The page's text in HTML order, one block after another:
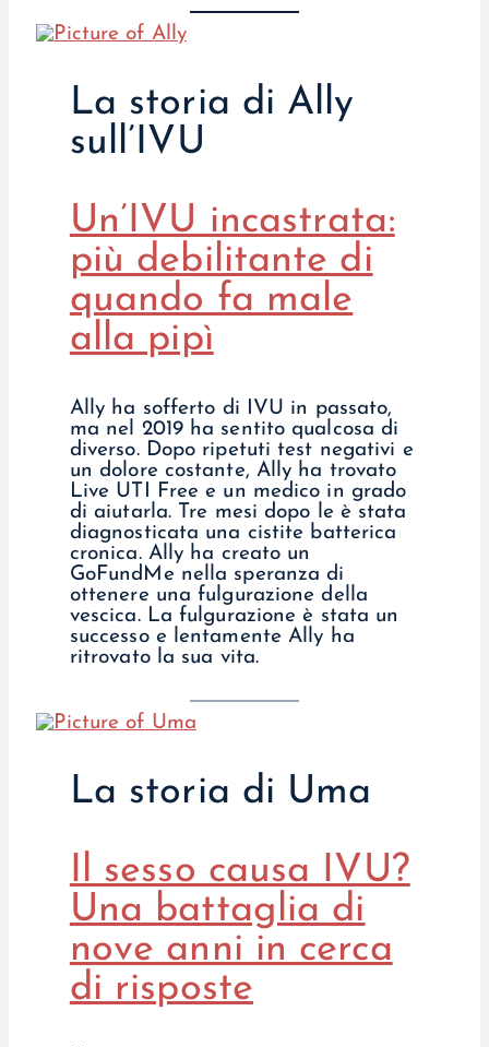
La storia di Ally
sull’IVU
Un’IVU incastrata:
più debilitante di
quando fa male
alla pipì
Ally ha sofferto di IVU in passato,
ma nel 2019 ha sentito qualcosa di
diverso. Dopo ripetuti test negativi e
un dolore costante, Ally ha trovato
Live UTI Free e un medico in grado
di aiutarla. Tre mesi dopo le è stata
diagnosticata una cistite batterica
cronica. Ally ha creato un
GoFundMe nella speranza di
ottenere una fulgurazione della
vescica. La fulgurazione è stata un
successo e lentamente Ally ha
ritrovato la sua vita.
La storia di Uma
Il sesso causa IVU?
Una battaglia di
nove anni in cerca
di risposte